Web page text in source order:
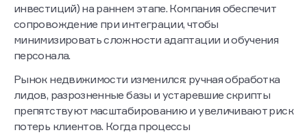
инвестиций) на раннем этапе. Компания обеспечит
сопровождение при интеграции, чтобы
минимизировать сложности адаптации и обучения
персонала.
Рынок недвижимости изменился: ручная обработка
лидов, разрозненные базы и устаревшие скрипты
препятствуют масштабированию и увеличивают риск
потерь клиентов. Когда процессы